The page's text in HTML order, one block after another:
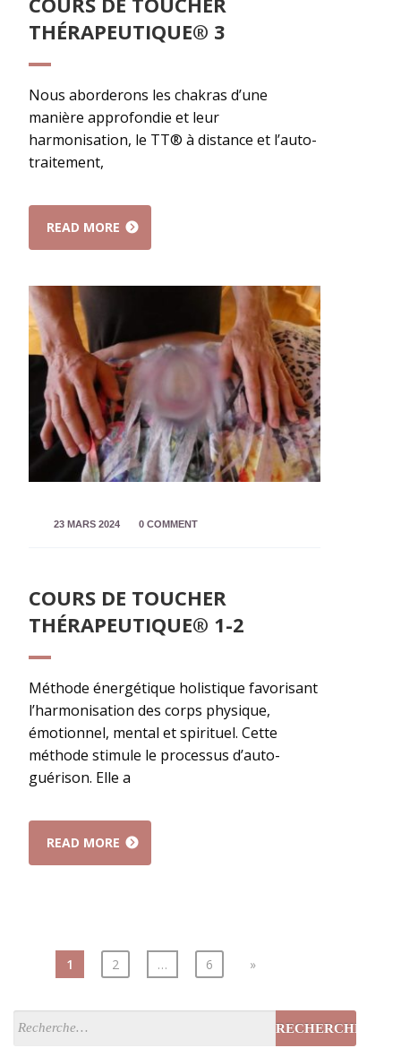
THÉRAPEUTIQUE® 3
Nous aborderons les chakras d’une
manière approfondie et leur
harmonisation, le TT® à distance et l’auto-
traitement,
READ MORE
23 MARS 2024 0 COMMENT
COURS DE TOUCHER
THÉRAPEUTIQUE® 1-2
Méthode énergétique holistique favorisant
l’harmonisation des corps physique,
émotionnel, mental et spirituel. Cette
méthode stimule le processus d’auto-
guérison. Elle a
READ MORE
1 2 … 6 »